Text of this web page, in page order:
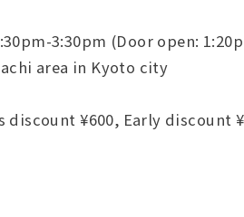
3:30pm (Door open:
area in Kyoto city
discount ¥600, Early discount